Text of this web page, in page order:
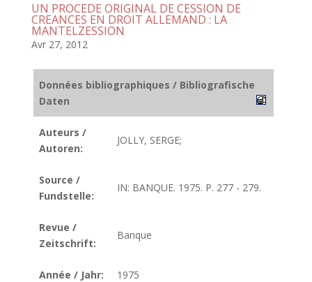
UN PROCEDE ORIGINAL DE CESSION DE
CREANCES EN DROIT ALLEMAND : LA
MANTELZESSION
Avr 27, 2012
Données bibliographiques / Bibliografische
Daten
Auteurs /
Autoren:
JOLLY, SERGE;
Source /
Fundstelle:
IN: BANQUE. 1975. P. 277 - 279.
Revue /
Zeitschrift:
Banque
Année / Jahr: 1975